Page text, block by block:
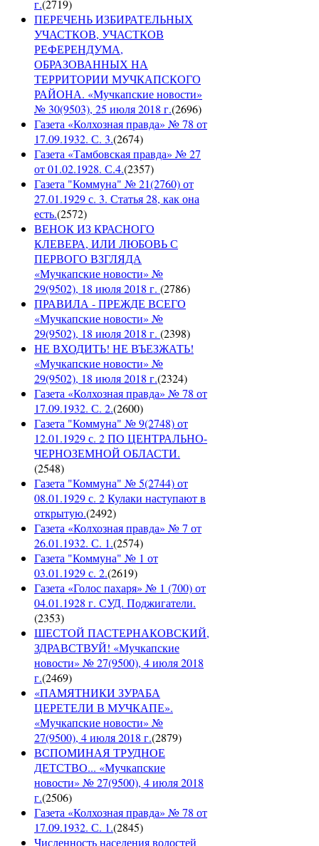
г.(2719)
ПЕРЕЧЕНЬ ИЗБИРАТЕЛЬНЫХ
УЧАСТКОВ, УЧАСТКОВ
РЕФЕРЕНДУМА,
ОБРАЗОВАННЫХ НА
ТЕРРИТОРИИ МУЧКАПСКОГО
РАЙОНА. «Мучкапские новости»
№ 30(9503), 25 июля 2018 г.(2696)
Газета «Колхозная правда» № 78 от
17.09.1932. С. 3.(2674)
Газета «Тамбовская правда» № 27
от 01.02.1928. С.4.(2357)
Газета "Коммуна" № 21(2760) от
27.01.1929 с. 3. Статья 28, как она
есть.(2572)
ВЕНОК ИЗ КРАСНОГО
КЛЕВЕРА, ИЛИ ЛЮБОВЬ С
ПЕРВОГО ВЗГЛЯДА
«Мучкапские новости» №
29(9502), 18 июля 2018 г. (2786)
ПРАВИЛА - ПРЕЖДЕ ВСЕГО
«Мучкапские новости» №
29(9502), 18 июля 2018 г. (2398)
НЕ ВХОДИТЬ! НЕ ВЪЕЗЖАТЬ!
«Мучкапские новости» №
29(9502), 18 июля 2018 г.(2324)
Газета «Колхозная правда» № 78 от
17.09.1932. С. 2.(2600)
Газета "Коммуна" № 9(2748) от
12.01.1929 с. 2 ПО ЦЕНТРАЛЬНО-
ЧЕРНОЗЕМНОЙ ОБЛАСТИ.
(2548)
Газета "Коммуна" № 5(2744) от
08.01.1929 с. 2 Кулаки наступают в
открытую.(2492)
Газета «Колхозная правда» № 7 от
26.01.1932. С. 1.(2574)
Газета "Коммуна" № 1 от
03.01.1929 с. 2.(2619)
Газета «Голос пахаря» № 1 (700) от
04.01.1928 г. СУД. Поджигатели.
(2353)
ШЕСТОЙ ПАСТЕРНАКОВСКИЙ,
ЗДРАВСТВУЙ! «Мучкапские
новости» № 27(9500), 4 июля 2018
г.(2469)
«ПАМЯТНИКИ ЗУРАБА
ЦЕРЕТЕЛИ В МУЧКАПЕ».
«Мучкапские новости» №
27(9500), 4 июля 2018 г.(2879)
ВСПОМИНАЯ ТРУДНОЕ
ДЕТСТВО... «Мучкапские
новости» № 27(9500), 4 июля 2018
г.(2506)
Газета «Колхозная правда» № 78 от
17.09.1932. С. 1.(2845)
Численность населения волостей